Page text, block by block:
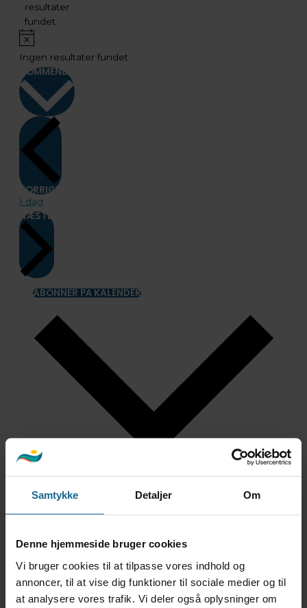
Samtykke Detaljer Om
Denne hjemmeside bruger cookies
Vi bruger cookies til at tilpasse vores indhold og
annoncer, til at vise dig funktioner til sociale medier og til
at analysere vores trafik. Vi deler også oplysninger om
resultater
fundet.
Notice
Ingen resultater fundet.
KOMMENDE
dato.
FORRIGE
I dag
NÆSTE
ABONNER PÅ KALENDER
iCalendar
Outlook 365
Eksporter .ics-fil
Eksport Outlook .ics-fil